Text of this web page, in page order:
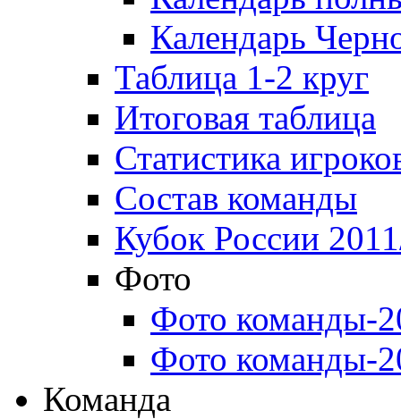
Календарь
Таблица 1-2 круг
Итоговая таблица
Статистика
Состав команды
Кубок России
Фото
Фото команды-
Фото команды-
Команда